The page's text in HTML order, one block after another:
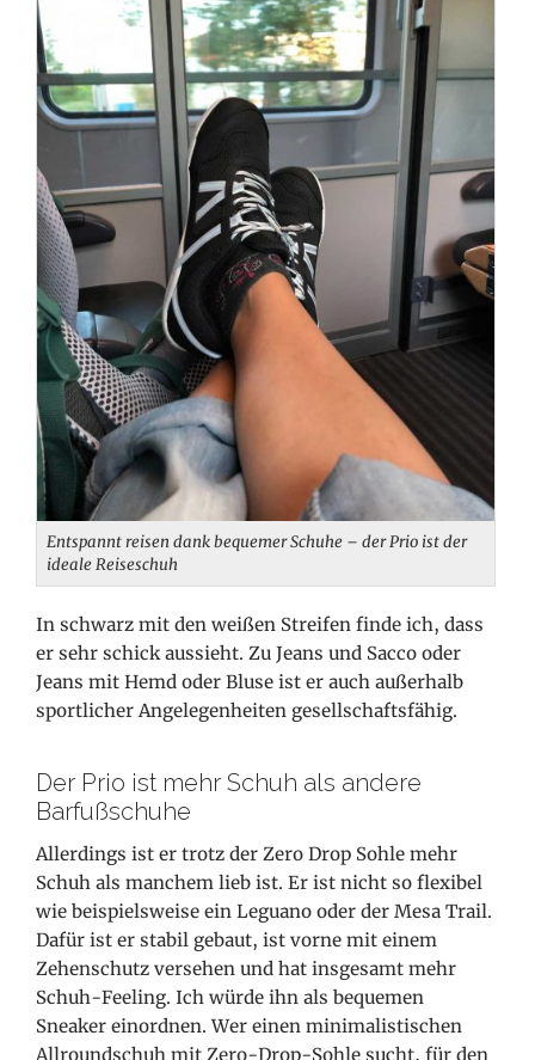
Entspannt reisen dank bequemer Schuhe – der Prio ist der
ideale Reiseschuh
In schwarz mit den weißen Streifen finde ich, dass
er sehr schick aussieht. Zu Jeans und Sacco oder
Jeans mit Hemd oder Bluse ist er auch außerhalb
sportlicher Angelegenheiten gesellschaftsfähig.
Der Prio ist mehr Schuh als andere
Barfußschuhe
Allerdings ist er trotz der Zero Drop Sohle mehr
Schuh als manchem lieb ist. Er ist nicht so flexibel
wie beispielsweise ein Leguano oder der Mesa Trail.
Dafür ist er stabil gebaut, ist vorne mit einem
Zehenschutz versehen und hat insgesamt mehr
Schuh-Feeling. Ich würde ihn als bequemen
Sneaker einordnen. Wer einen minimalistischen
Allroundschuh mit Zero-Drop-Sohle sucht, für den